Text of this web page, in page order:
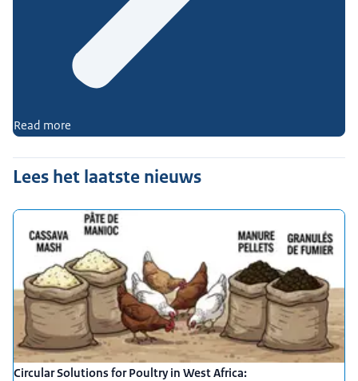
Read more
Lees het laatste nieuws
Circular Solutions for Poultry in West Africa: